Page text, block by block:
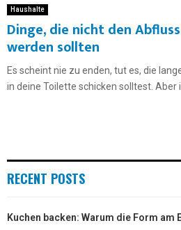
Haushalte
Dinge, die nicht den
werden sollten
Es scheint nie zu enden, tut es, die
in deine Toilette schicken solltest. Aber
RECENT POSTS
Kuchen backen: Warum die Form am